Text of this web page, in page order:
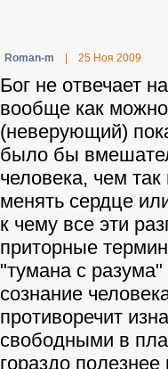
Roman-m 25 Ноя 2009
Бог не отвечает
вообще как
(неверующий)
было бы
человека, чем
менять сердце
к чему все эти
приторные
"тумана с
сознание
противоречит
свободными в
гораздо